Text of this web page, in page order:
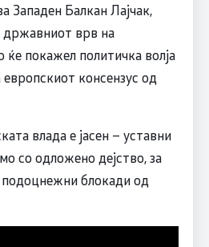
Западен Балкан Лајчак,
државниот врв на
ќе покажел политичка волја
консензус од
влада е јасен – уставни
со одложено дејство, за
блокади од